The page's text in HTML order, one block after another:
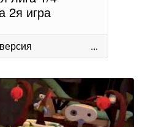
2я игра
...